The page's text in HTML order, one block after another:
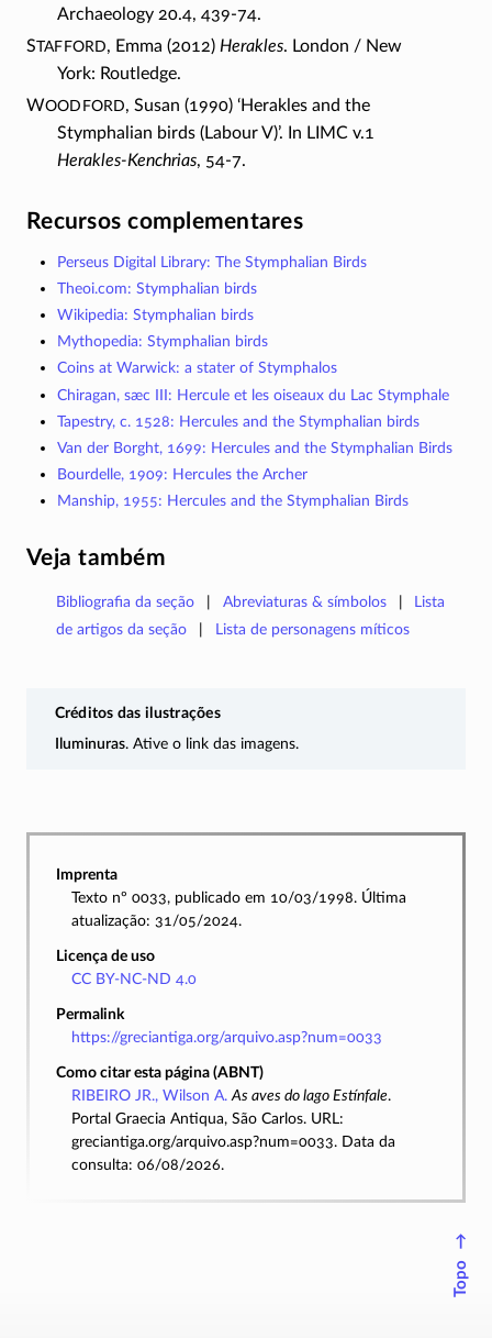
Archaeology 20.4, 439-74.
Stafford, Emma (2012) Herakles. London / New
York: Routledge.
Woodford, Susan (1990) ‘Herakles and the
Stymphalian birds (Labour V)’. In LIMC v.1
Herakles-Kenchrias, 54-7.
Recursos complementares
Perseus Digital Library: The Stymphalian Birds
Theoi.com: Stymphalian birds
Wikipedia: Stymphalian birds
Mythopedia: Stymphalian birds
Coins at Warwick: a stater of Stymphalos
Chiragan, sæc III: Hercule et les oiseaux du Lac Stymphale
Tapestry, c. 1528: Hercules and the Stymphalian birds
Van der Borght, 1699: Hercules and the Stymphalian Birds
Bourdelle, 1909: Hercules the Archer
Manship, 1955: Hercules and the Stymphalian Birds
Veja também
Bibliografia da seção Abreviaturas & símbolos
Lista
de artigos da seção
Lista de personagens míticos
Créditos das ilustrações
Iluminuras. Ative o link das imagens.
Imprenta
Texto nº 0033, publicado em 10/03/1998. Última
atualização: 31/05/2024.
Licença de uso
CC BY-NC-ND 4.0
Permalink
https://greciantiga.org/arquivo.asp?num=0033
Como citar esta página (ABNT)
RIBEIRO JR., Wilson A. As aves do lago Estínfale.
Portal Graecia Antiqua, São Carlos. URL:
greciantiga.org/arquivo.asp?num=0033. Data da
consulta: 06/08/2026.
↑
Topo